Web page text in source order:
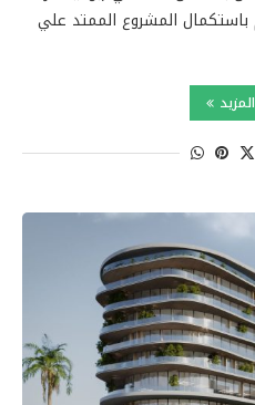
باستكمال المشروع الممتد علي